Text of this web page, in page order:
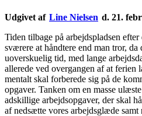
Udgivet af Line Nielsen d. 21.
Tiden tilbage på arbejdspladsen
sværere at håndtere end man tror, da
uoverskuelig tid, med lange
allerede ved overgangen af at ferien
mentalt skal forberede sig på de
opgaver. Tanken om en masse
adskillige arbejdsopgaver, der skal
af nedsætte vores arbejdsglæde samt